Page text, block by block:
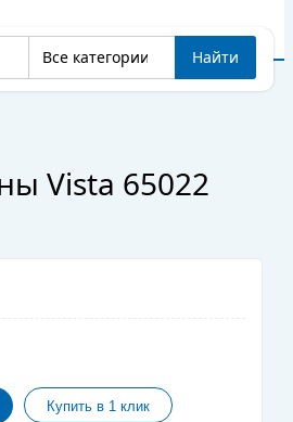
Все категории Найти
Все категории Найти
Vista 65022